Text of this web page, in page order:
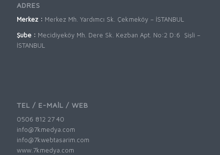
ADRES
Merkez : Merkez Mh. Yardımcı Sk. Çekmeköy – İSTANBUL
Şube : Mecidiyeköy Mh. Dere Sk. Kezban Apt. No:2 D:6 Şişli –
İSTANBUL
TEL / E-MAİL / WEB
0506 812 27 40
info@7kmedya.com
info@7kwebtasarim.com
www.7kmedya.com